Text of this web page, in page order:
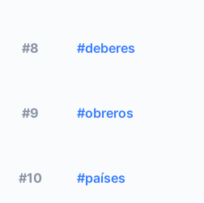
#8 #deberes
#9 #obreros
#10 #países